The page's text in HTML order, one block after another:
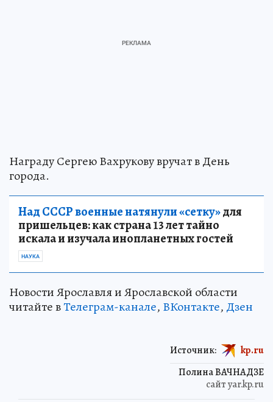
Награду Сергею Вахрукову вручат в День
города.
Над СССР военные натянули «сетку»для
пришельцев: как страна 13 лет тайно
искала и изучала инопланетных гостей
НАУКА
‎Новости Ярославля и Ярославской области
читайте вТелеграм-канале, ВКонтакте, Дзен
Полина ВАЧНАДЗЕ
сайт yar.kp.ru
Источник: kp.ru